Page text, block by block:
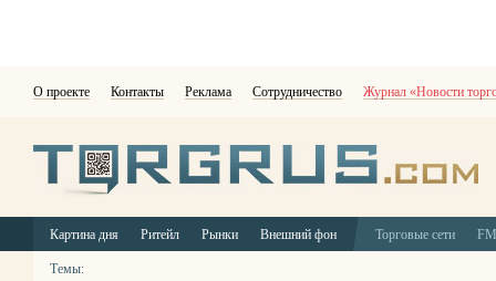
О проекте Контакты Реклама Сотрудничество Журнал «Новости
Картина дня Ритейл Рынки Внешний фон Торговые сети
Темы: